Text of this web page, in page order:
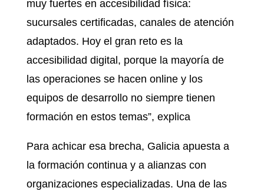
muy fuertes en accesibilidad física:
sucursales certificadas, canales de atención
adaptados. Hoy el gran reto es la
accesibilidad digital, porque la mayoría de
las operaciones se hacen online y los
equipos de desarrollo no siempre tienen
formación en estos temas”, explica
Para achicar esa brecha, Galicia apuesta a
la formación continua y a alianzas con
organizaciones especializadas. Una de las